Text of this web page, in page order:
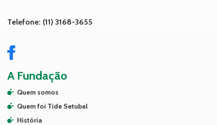
Telefone: (11) 3168-3655
A Fundação
Quem somos
Quem foi Tide Setubal
História